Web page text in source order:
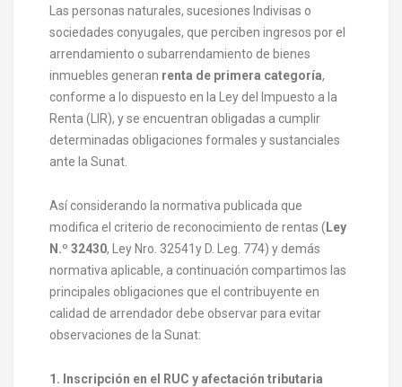
Las personas naturales, sucesiones Indivisas o
sociedades conyugales, que perciben ingresos por el
arrendamiento o subarrendamiento de bienes
inmuebles generan renta de primera categoría,
conforme a lo dispuesto en la Ley del Impuesto a la
Renta (LIR), y se encuentran obligadas a cumplir
determinadas obligaciones formales y sustanciales
ante la Sunat.
Así considerando la normativa publicada que
modifica el criterio de reconocimiento de rentas ( Ley
N.º 32430, Ley Nro. 32541y D. Leg. 774) y demás
normativa aplicable, a continuación compartimos las
principales obligaciones que el contribuyente en
calidad de arrendador debe observar para evitar
observaciones de la Sunat:
1. Inscripción en el RUC y afectación tributaria